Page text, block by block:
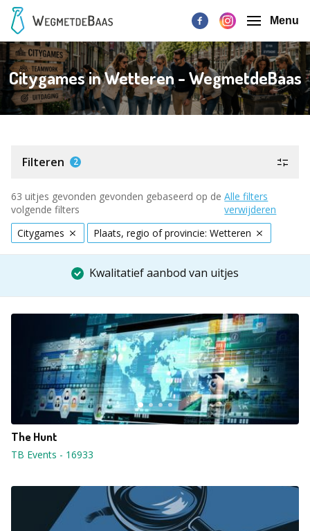
Menu
Citygames in Wetteren - WegmetdeBaas
Filteren 2
63 uitjes gevonden gevonden gebaseerd op de
volgende filters
Alle filters
verwijderen
Citygames
Plaats, regio of provincie: Wetteren
Kwalitatief aanbod van uitjes
The Hunt
TB Events - 16933